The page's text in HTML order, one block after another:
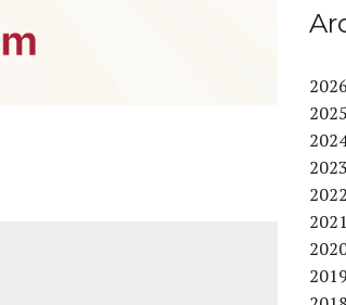
2026
2025
2023
2022
2021
2019